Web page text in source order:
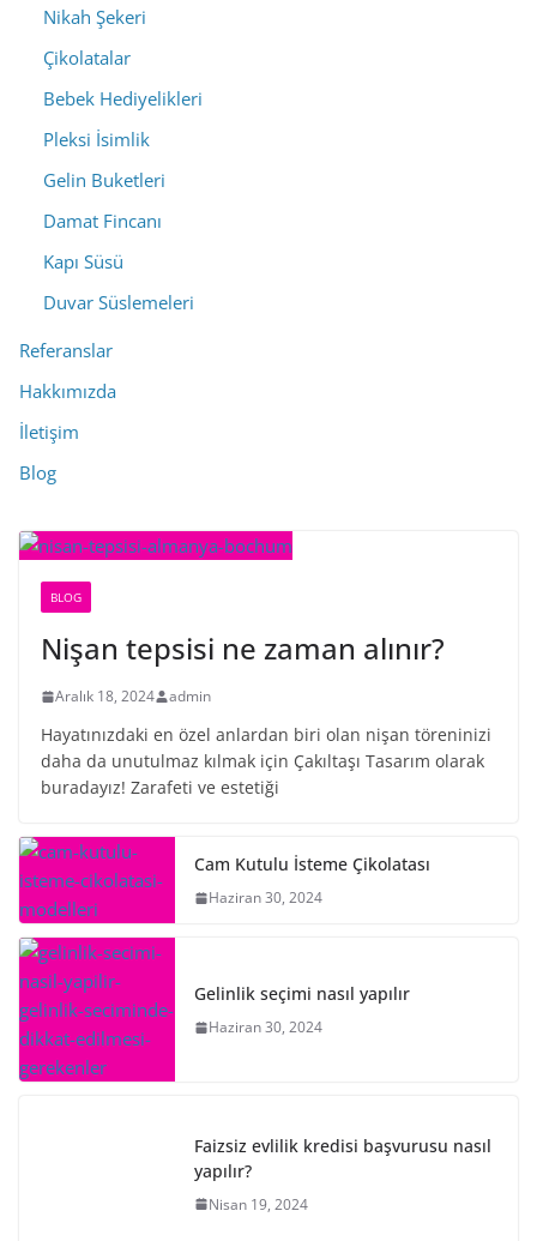
Nikah Şekeri
Çikolatalar
Bebek Hediyelikleri
Pleksi İsimlik
Gelin Buketleri
Damat Fincanı
Kapı Süsü
Duvar Süslemeleri
Referanslar
Hakkımızda
İletişim
Blog
BLOG
Nişan tepsisi ne zaman alınır?
Aralık 18, 2024 admin
Hayatınızdaki en özel anlardan biri olan nişan töreninizi
daha da unutulmaz kılmak için Çakıltaşı Tasarım olarak
buradayız! Zarafeti ve estetiği
Cam Kutulu İsteme Çikolatası
Haziran 30, 2024
Gelinlik seçimi nasıl yapılır
Haziran 30, 2024
Faizsiz evlilik kredisi başvurusu nasıl
yapılır?
Nisan 19, 2024